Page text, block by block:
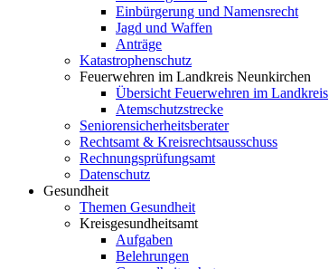
Einbürgerung und Namensrecht
Jagd und Waffen
Anträge
Katastrophenschutz
Feuerwehren im Landkreis Neunkirchen
Übersicht Feuerwehren im Landkreis
Atemschutzstrecke
Seniorensicherheitsberater
Rechtsamt & Kreisrechtsausschuss
Rechnungsprüfungsamt
Datenschutz
Gesundheit
Themen Gesundheit
Kreisgesundheitsamt
Aufgaben
Belehrungen